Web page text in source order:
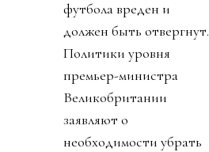
футбола вреден и
должен быть отвергнут.
Политики уровня
премьер-министра
Великобритании
заявляют о
необходимости убрать